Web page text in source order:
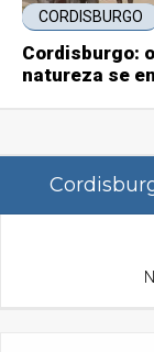
CORDISBURGO
Cordisburgo:
natureza se